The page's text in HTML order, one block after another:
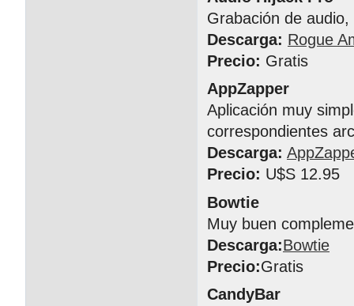
Grabación de
Descarga: Rogue
Precio: Gratis
AppZapper
Aplicación muy
correspondientes
Descarga:
Precio: U$S 12.95
Bowtie
Muy buen
Descarga:Bowtie
Precio:Gratis
CandyBar